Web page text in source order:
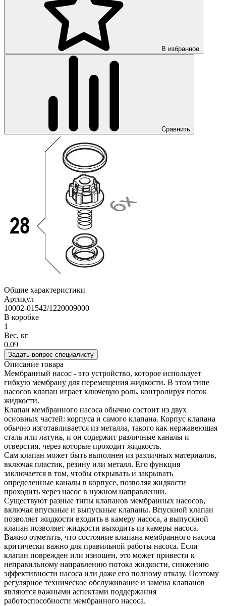
В избранное
Сравнить
Общие характеристики
Артикул
10002-01542/1220009000
В коробке
1
Вес, кг
0.09
Задать вопрос специалисту
Описание товара
Мембранный насос - это устройство, которое использует
гибкую мембрану для перемещения жидкости. В этом типе
насосов клапан играет ключевую роль, контролируя поток
жидкости.
Клапан мембранного насоса обычно состоит из двух
основных частей: корпуса и самого клапана. Корпус клапана
обычно изготавливается из металла, такого как нержавеющая
сталь или латунь, и он содержит различные каналы и
отверстия, через которые проходит жидкость.
Сам клапан может быть выполнен из различных материалов,
включая пластик, резину или металл. Его функция
заключается в том, чтобы открывать и закрывать
определенные каналы в корпусе, позволяя жидкости
проходить через насос в нужном направлении.
Существуют разные типы клапанов мембранных насосов,
включая впускные и выпускные клапаны. Впускной клапан
позволяет жидкости входить в камеру насоса, а выпускной
клапан позволяет жидкости выходить из камеры насоса.
Важно отметить, что состояние клапана мембранного насоса
критически важно для правильной работы насоса. Если
клапан поврежден или изношен, это может привести к
неправильному направлению потока жидкости, снижению
эффективности насоса или даже его полному отказу. Поэтому
регулярное техническое обслуживание и замена клапанов
являются важными аспектами поддержания
работоспособности мембранного насоса.